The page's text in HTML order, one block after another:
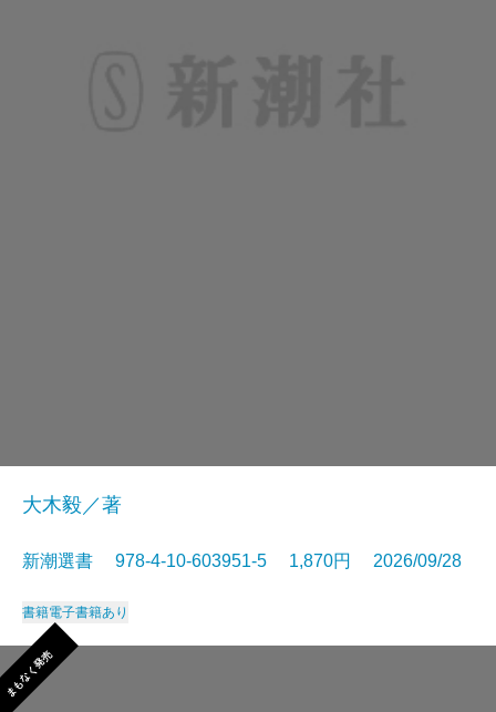
大木毅／著
新潮選書 978-4-10-603951-5 1,870円 2026/09/28
書籍電子書籍あり
まもなく発売